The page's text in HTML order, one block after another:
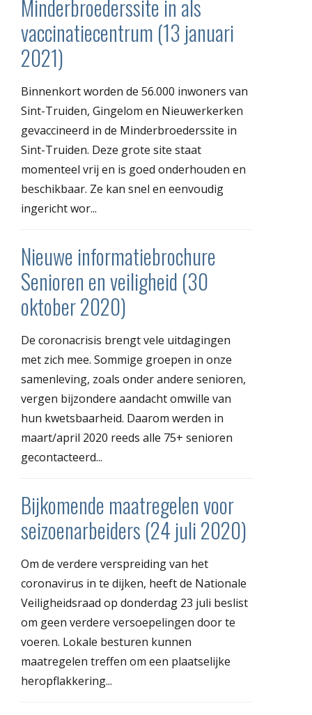
Minderbroederssite in als
vaccinatiecentrum (13 januari
2021)
Binnenkort worden de 56.000 inwoners van
Sint-Truiden, Gingelom en Nieuwerkerken
gevaccineerd in de Minderbroederssite in
Sint-Truiden. Deze grote site staat
momenteel vrij en is goed onderhouden en
beschikbaar. Ze kan snel en eenvoudig
ingericht wor...
Nieuwe informatiebrochure
Senioren en veiligheid (30
oktober 2020)
De coronacrisis brengt vele uitdagingen
met zich mee. Sommige groepen in onze
samenleving, zoals onder andere senioren,
vergen bijzondere aandacht omwille van
hun kwetsbaarheid. Daarom werden in
maart/april 2020 reeds alle 75+ senioren
gecontacteerd...
Bijkomende maatregelen voor
seizoenarbeiders (24 juli 2020)
Om de verdere verspreiding van het
coronavirus in te dijken, heeft de Nationale
Veiligheidsraad op donderdag 23 juli beslist
om geen verdere versoepelingen door te
voeren. Lokale besturen kunnen
maatregelen treffen om een plaatselijke
heropflakkering...